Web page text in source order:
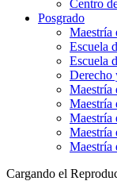
Centro
Posgrado
Maestría
Escuela
Escuela
Derecho
Maestría
Maestría
Maestría
Maestría
Maestría
Cargando el